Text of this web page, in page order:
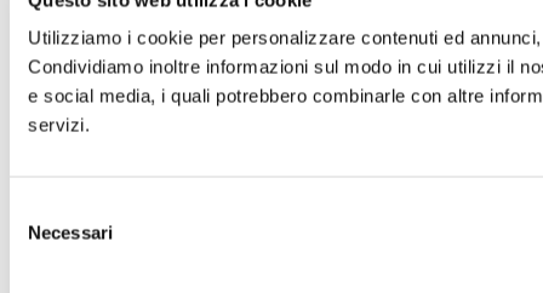
Utilizziamo i cookie per personalizzare contenuti ed
Condividiamo inoltre informazioni sul modo in cui utilizzi il
e social media, i quali potrebbero combinarle con altre
servizi.
delNecessari